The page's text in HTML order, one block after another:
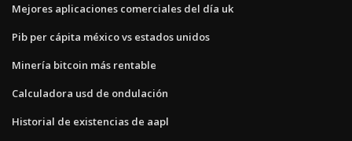
Mejores aplicaciones comerciales del día uk
Pib per cápita méxico vs estados unidos
Minería bitcoin más rentable
Calculadora usd de ondulación
Historial de existencias de aapl